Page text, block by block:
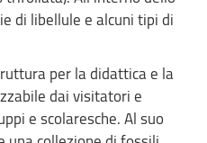
di libellule e alcuni tipi di
per la didattica e la
dai visitatori e
e scolaresche. Al suo